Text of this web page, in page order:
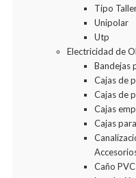
Tipo
Unipolar
Utp
Electricidad de
Bandejas
Cajas de
Cajas de
Cajas
Cajas
Caño